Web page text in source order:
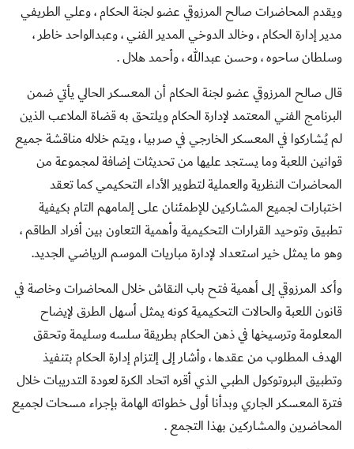
ويقدم المحاضرات صالح المرزوقي عضو لجنة الحكام ، وعلي الطريفي
مدير إدارة الحكام ، وخالد الدوخي المدير الفني ، وعبدالواحد خاطر ،
وسلطان ساحوه ، وحسن عبدالله ، وأحمد هلال .
قال صالح المرزوقي عضو لجنة الحكام أن المعسكر الحالي يأتي ضمن
البرنامج الفني المعتمد لإدارة الحكام ويلتحق به قضاة الملاعب الذين
لم يُشاركوا في المعسكر الخارجي في صربيا ، ويتم خلاله مناقشة جميع
قوانين اللعبة وما يستجد عليها من تحديثات إضافة لمجموعة من
المحاضرات النظرية والعملية لتطوير الأداء التحكيمي كما تعقد
اختبارات لجميع المشاركين للإطمئنان على إلمامهم التام بكيفية
تطبيق وتوحيد القرارات التحكيمية وأهمية التعاون بين أفراد الطاقم ،
وهو ما يمثل خير استعداد لإدارة مباريات الموسم الرياضي الجديد.
وأكد المرزوقي إلى أهمية فتح باب النقاش خلال المحاضرات وخاصة في
قانون اللعبة والحالات التحكيمية كونه يمثل أسهل الطرق لإيضاح
المعلومة وترسيخها في ذهن الحكام بطريقة سلسه وسليمة وتحقق
الهدف المطلوب من عقدها ، وأشار إلى إلتزام إدارة الحكام بتنفيذ
وتطبيق البروتوكول الطبي الذي أقره اتحاد الكرة لعودة التدريبات خلال
فترة المعسكر الجاري وبدأنا أولى خطواته الهامة بإجراء مسحات لجميع
المحاضرين والمشاركين بهذا التجمع .